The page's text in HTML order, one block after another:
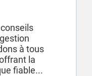
à tous
la
fiable...